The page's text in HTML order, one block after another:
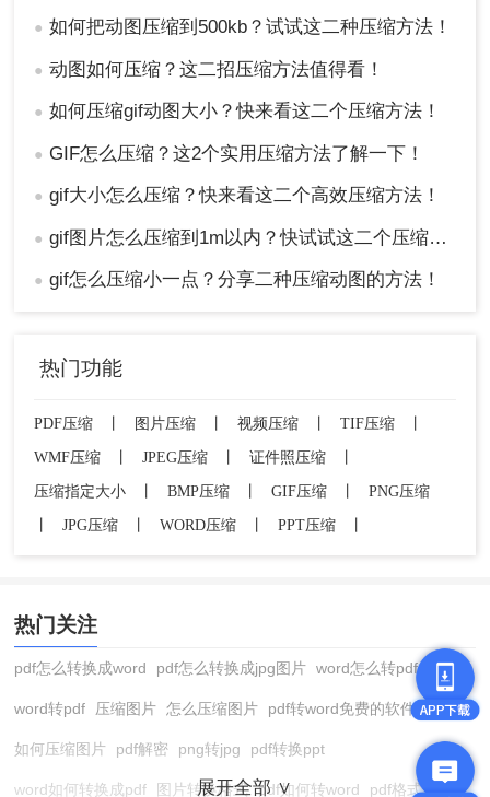
● 如何把动图压缩到500kb？试试这二种压缩方法！
● 动图如何压缩？这二招压缩方法值得看！
● 如何压缩gif动图大小？快来看这二个压缩方法！
● GIF怎么压缩？这2个实用压缩方法了解一下！
● gif大小怎么压缩？快来看这二个高效压缩方法！
● gif图片怎么压缩到1m以内？快试试这二个压缩方法！
● gif怎么压缩小一点？分享二种压缩动图的方法！
热门功能
PDF压缩 图片压缩 视频压缩 TIF压缩
WMF压缩
JPEG压缩 证件照压缩
压缩指定大小
BMP压缩 GIF压缩
PNG压缩
JPG压缩 WORD压缩 PPT压缩
热门关注
pdf怎么转换成word pdf怎么转换成jpg图片 word怎么转pdf
word转pdf 压缩图片 怎么压缩图片 pdf转word免费的软件
如何压缩图片 pdf解密 png转jpg pdf转换ppt
word如何转换成pdf 图片转换格式 pdf如何转word pdf格式转换
展开全部 ∨